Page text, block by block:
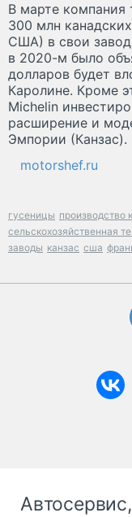
В марте компания
300 млн
США) в свои
в 2020-м было
долларов будет
Каролине. Кроме
Michelin
расширение и
Эмпории (Канзас).
motorshef.ru
гусеницы производство
сельскохозяйственная
заводы канзас сша